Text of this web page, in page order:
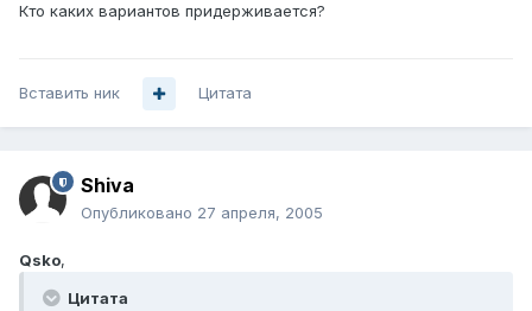
Кто каких вариантов придерживается?
Вставить ник Цитата
Shiva
Опубликовано 27 апреля, 2005
Qsko,
Цитата